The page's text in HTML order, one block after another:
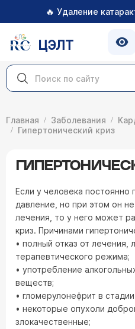
🔥 Удаление
ЦЭЛТ
Главная Заболевания
Гипертонический криз
Если у человека
давление, но при этом он
лечения, то у него может
криз. Причинами
• полный отказ от лечения,
терапевтического режима;
• употребление
веществ;
• гломерулонефрит в
• некоторые опухоли
злокачественные;